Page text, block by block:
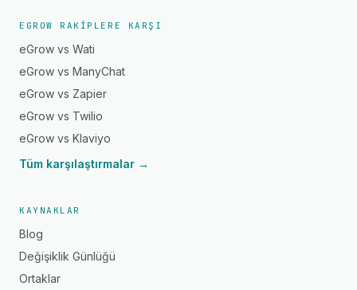
EGROW RAKIPLERE KARŞI
eGrow vs Wati
eGrow vs ManyChat
eGrow vs Zapier
eGrow vs Twilio
eGrow vs Klaviyo
Tüm karşılaştırmalar →
KAYNAKLAR
Blog
Değişiklik Günlüğü
Ortaklar